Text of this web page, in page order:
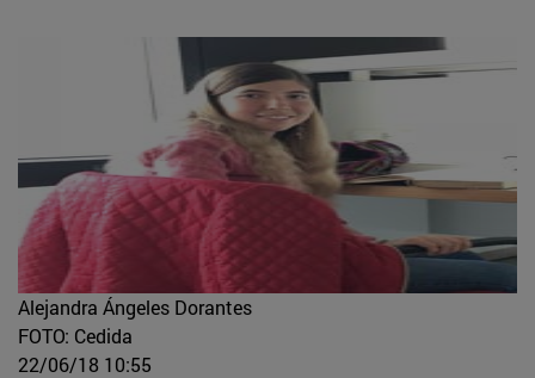
Alejandra Ángeles Dorantes
FOTO: Cedida
22/06/18 10:55